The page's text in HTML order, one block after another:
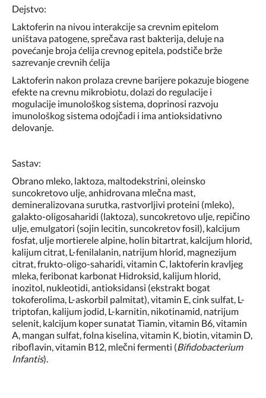
Dejstvo:
Laktoferin na nivou interakcije sa crevnim epitelom
uništava patogene, sprečava rast bakterija, deluje na
povećanje broja ćelija crevnog epitela, podstiče brže
sazrevanje crevnih ćelija
Laktoferin nakon prolaza crevne barijere pokazuje biogene
efekte na crevnu mikrobiotu, dolazi do regulacije i
mogulacije imunološkog sistema, doprinosi razvoju
imunološkog sistema odojčadi i ima antioksidativno
delovanje.
Sastav:
Obrano mleko, laktoza, maltodekstrini, oleinsko
suncokretovo ulje, anhidrovana mlečna mast,
demineralizovana surutka, rastvorljivi proteini (mleko),
galakto-oligosaharidi (laktoza), suncokretovo ulje, repičino
ulje, emulgatori (sojin lecitin, suncokretov fosil), kalcijum
fosfat, ulje mortierele alpine, holin bitartrat, kalcijum hlorid,
kalijum citrat, L-fenilalanin, natrijum hlorid, magnezijum
citrat, frukto-oligo-saharidi, vitamin C, laktoferin kravljeg
mleka, feribonat karbonat Hidroksid, kalijum hlorid,
inozitol, nukleotidi, antioksidansi (ekstrakt bogat
tokoferolima, L-askorbil palmitat), vitamin E, cink sulfat, L-
triptofan, kalijum jodid, L-karnitin, nikotinamid, natrijum
selenit, kalcijum koper sunatat Tiamin, vitamin B6, vitamin
A, mangan sulfat, folna kiselina, vitamin K, biotin, vitamin D,
riboflavin, vitamin B12, mlečni fermenti (Bifidobacterium
Infantis).